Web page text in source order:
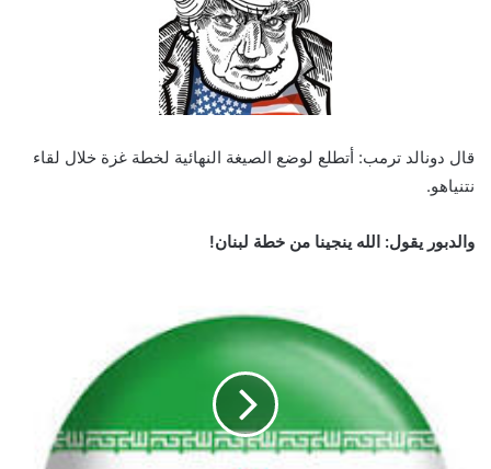
قال دونالد ترمب: أتطلع لوضع الصيغة النهائية لخطة غزة خلال لقاء
نتنياهو.
والدبور يقول: الله ينجينا من خطة لبنان!